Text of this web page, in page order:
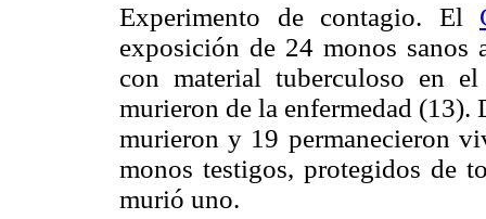
Experimento de contagio. El
exposición de 24 monos
con material tuberculoso en
murieron de la enfermedad (13).
murieron y 19 permanecieron
monos testigos, protegidos de
murió uno.